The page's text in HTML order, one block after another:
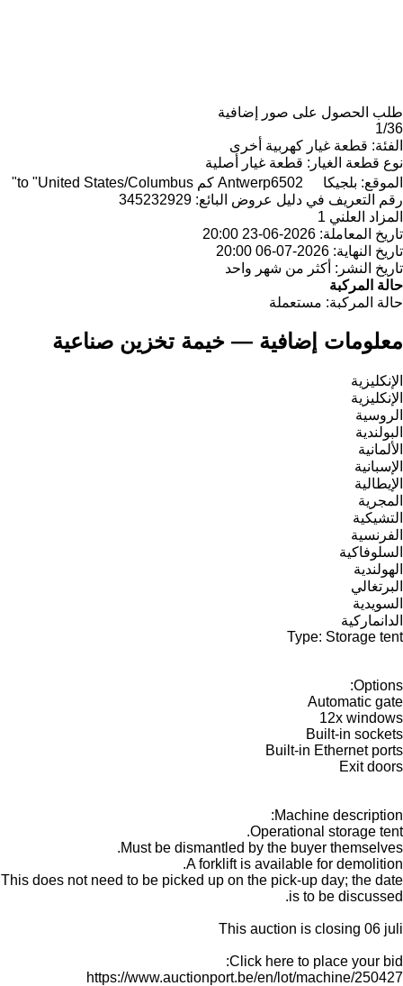
طلب الحصول على صور إضافية
1/36
الفئة: قطعة غيار كهربية أخرى
نوع قطعة الغيار: قطعة غيار أصلية
الموقع: بلجيكا Antwerp6502 كم to "United States/Columbus"
رقم التعريف في دليل عروض البائع: 345232929
المزاد العلني 1
تاريخ المعاملة: 2026-06-23 20:00
تاريخ النهاية: 2026-07-06 20:00
تاريخ النشر: أكثر من شهر واحد
حالة المركبة
حالة المركبة: مستعملة
معلومات إضافية — خيمة تخزين صناعية
الإنكليزية
الإنكليزية
الروسية
البولندية
الألمانية
الإسبانية
الإيطالية
المجرية
التشيكية
الفرنسية
السلوفاكية
الهولندية
البرتغالي
السويدية
الدانماركية
Type: Storage tent
Options:
Automatic gate
12x windows
Built-in sockets
Built-in Ethernet ports
Exit doors
Machine description:
Operational storage tent.
Must be dismantled by the buyer themselves.
A forklift is available for demolition.
This does not need to be picked up on the pick-up day; the date
is to be discussed.
This auction is closing 06 juli
Click here to place your bid:
https://www.auctionport.be/en/lot/machine/250427